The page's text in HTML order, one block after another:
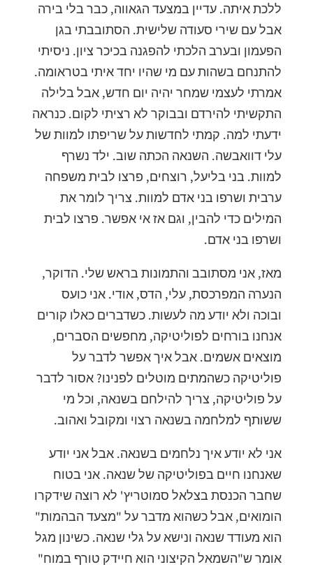
ללכת איתה. עדיין במצעד הגאווה, כבר בלי בירה
אבל עם שירי סעודה שלישית. הסתובבתי בגן
הפעמון ובערב הלכתי להפגנה בכיכר ציון. ניסיתי
להתנחם בשהות עם מי שהיו יחד איתי בטראומה.
אמרתי לעצמי שמחר יהיה יום חדש, אבל בלילה
התקשיתי להירדם ובבוקר לא רציתי לקום. כנראה
ידעתי למה. קמתי לחדשות על שריפתו למוות של
עלי דוואבשה. השנאה הכתה שוב. ילד נשרף
למוות. בני בליעל, רוצחים, פרצו לבית משפחה
ערבית ושרפו בני אדם למוות. צריך לומר את
המילים כדי להבין, וגם אז אי אפשר. פרצו לבית
ושרפו בני אדם.
מאז, אני מסתובב והתמונות בראש שלי. הדוקר,
הנערה המפרכסת, עלי, הדס, אודי. אני כועס
ובוכה ולא יודע מה לעשות. כשדברים כאלו קורים
אנחנו בורחים לפוליטיקה, מחפשים הסברים,
מוצאים אשמים. אבל איך אפשר לדבר על
פוליטיקה כשהמתים מוטלים לפנינו? אסור לדבר
על פוליטיקה, צריך להילחם בשנאה, וכל מי
ששותף למלחמה בשנאה רצוי ומקובל ואהוב.
אני לא יודע איך נלחמים בשנאה. אבל אני יודע
שאנחנו חיים בפוליטיקה של שנאה. אני בטוח
שחבר הכנסת בצלאל סמוטריץ' לא רוצה שידקרו
הומואים, אבל כשהוא מדבר על "מצעד הבהמות"
הוא מעודד שנאה ונישא על גלי שנאה. כשינון מגל
אומר ש"השמאל הקיצוני הוא חיידק טורף במוח"